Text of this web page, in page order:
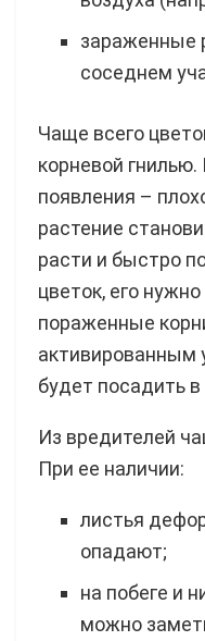
зараженные
соседнем
Чаще всего
корневой гнилью.
появления –
растение
расти и быстро
цветок, его
пораженные
активированным
будет посадить
Из вредителей
При ее наличии:
листья
опадают;
на побеге и
можно